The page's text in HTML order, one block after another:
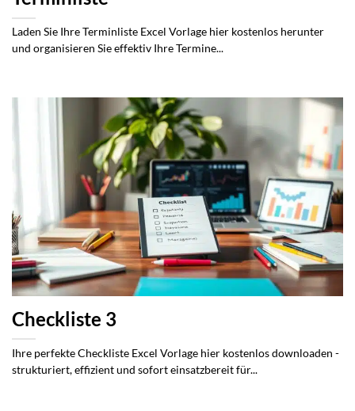
Laden Sie Ihre Terminliste Excel Vorlage hier kostenlos herunter
und organisieren Sie effektiv Ihre Termine...
Checkliste 3
Ihre perfekte Checkliste Excel Vorlage hier kostenlos downloaden -
strukturiert, effizient und sofort einsatzbereit für...